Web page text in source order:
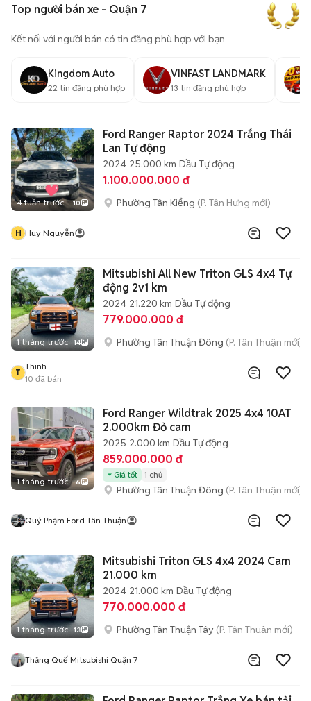
Top người bán xe - Quận 7
Kết nối với người bán có tin đăng phù hợp với bạn
Kingdom Auto
22 tin đăng phù hợp
VINFAST LANDMARK
13 tin đăng phù hợp
4 tuần trước 10
Ford Ranger Raptor 2024 Trắng Thái
Lan Tự động
2024 25.000 km Dầu Tự động
1.100.000.000 đ
Phường Tân Kiểng (P. Tân Hưng mới)
H Huy Nguyễn
1 tháng trước 14
Mitsubishi All New Triton GLS 4x4 Tự
động 2v1 km
2024 21.220 km Dầu Tự động
779.000.000 đ
Phường Tân Thuận Đông (P. Tân Thuận mới)
T
Thinh
10 đã bán
1 tháng trước 6
Ford Ranger Wildtrak 2025 4x4 10AT
2.000km Đỏ cam
2025 2.000 km Dầu Tự động
859.000.000 đ
Giá tốt 1 chủ
Phường Tân Thuận Đông (P. Tân Thuận mới)
Quý Phạm Ford Tân Thuận
1 tháng trước 13
Mitsubishi Triton GLS 4x4 2024 Cam
21.000 km
2024 21.000 km Dầu Tự động
770.000.000 đ
Phường Tân Thuận Tây (P. Tân Thuận mới)
Thăng Quế Mitsubishi Quận 7